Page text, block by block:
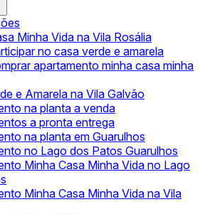
Minha Vida na Vila Rosália
no casa verde e amarela
apartamento minha casa minha
e Amarela na Vila Galvão
na planta a venda
a pronta entrega
na planta em Guarulhos
no Lago dos Patos Guarulhos
Minha Casa Minha Vida no Lago
Minha Casa Minha Vida na Vila